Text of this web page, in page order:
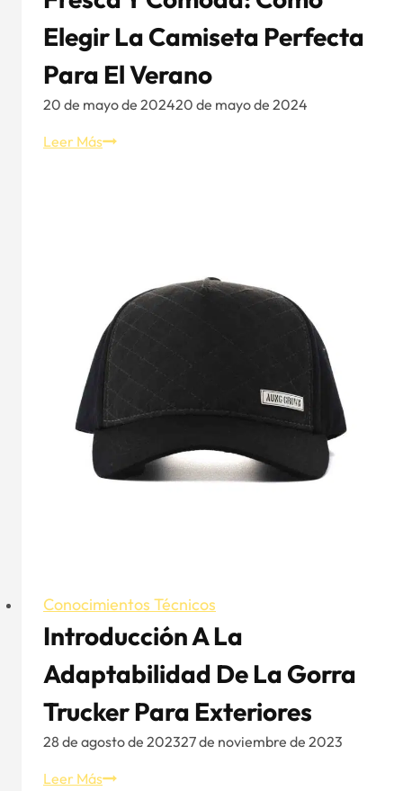
Elegir La Camiseta Perfecta
Para El Verano
20 de mayo de 202420 de mayo de 2024
Leer MásFresca
perfecta
para
el
verano
Conocimientos Técnicos
Introducción A La
Adaptabilidad De La Gorra
Trucker Para Exteriores
28 de agosto de 202327 de noviembre de 2023
Leer MásIntroducción